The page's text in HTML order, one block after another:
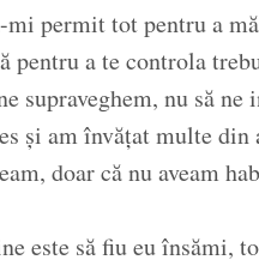
permit tot pentru a
pentru a te controla
supraveghem, nu să
și am învățat multe din
doar că nu aveam
este să fiu eu însămi,